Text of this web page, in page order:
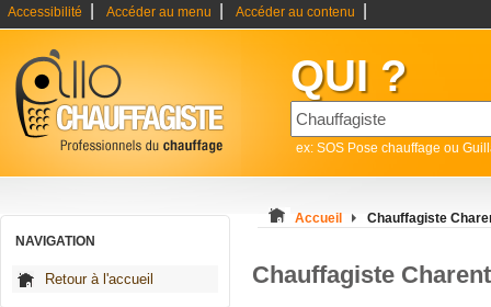
Accessibilité Accéder au menu Accéder au contenu
QUI ?
ex: SOS Pose chauffage ou
NAVIGATION
Retour à l'accueil
Accueil Chauffagiste
Chauffagiste